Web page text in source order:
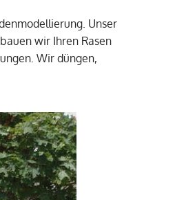
Unser
wir Ihren Rasen
Wir düngen,